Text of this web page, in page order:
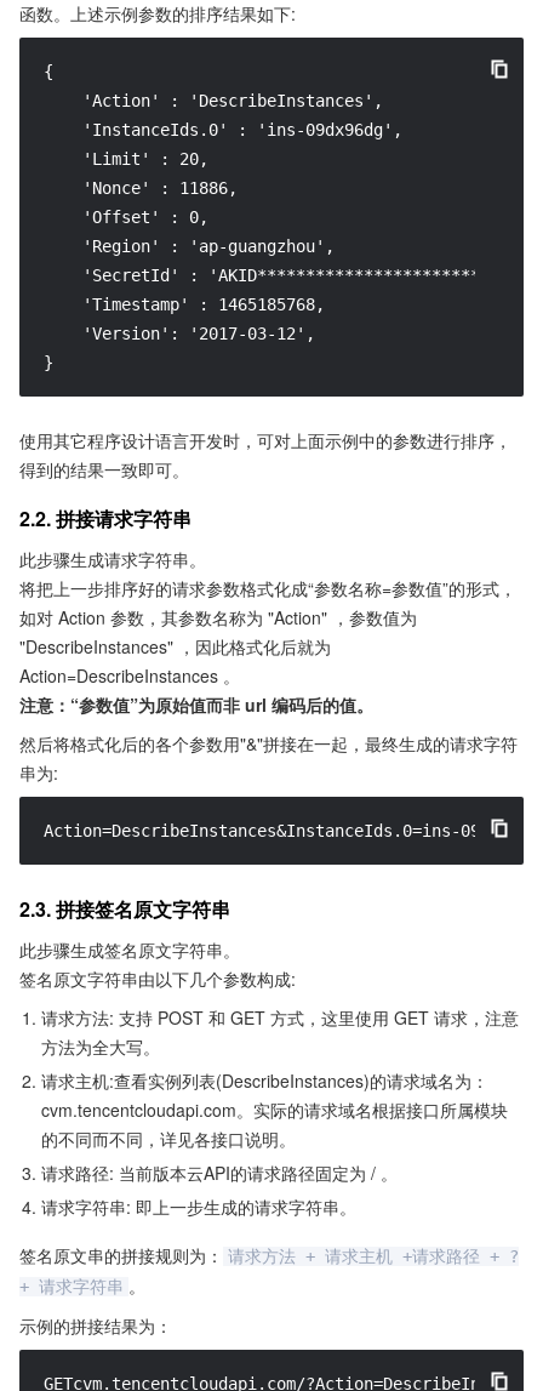
函数。上述示例参数的排序结果如下:
{
    'Action' : 'DescribeInstances',
    'InstanceIds.0' : 'ins-09dx96dg',
    'Limit' : 20,
    'Nonce' : 11886,
    'Offset' : 0,
    'Region' : 'ap-guangzhou',
'SecretId' :
    'Timestamp' : 1465185768,
    'Version': '2017-03-12',
}
使用其它程序设计语言开发时，可对上面示例中的参数进行排序，
得到的结果一致即可。
2.2. 拼接请求字符串
此步骤生成请求字符串。
将把上一步排序好的请求参数格式化成“参数名称=参数值”的形式，
如对 Action 参数，其参数名称为 "Action" ，参数值为
"DescribeInstances" ，因此格式化后就为
Action=DescribeInstances 。
注意：“参数值”为原始值而非 url 编码后的值。
然后将格式化后的各个参数用"&"拼接在一起，最终生成的请求字符
串为:
Action=DescribeInstances&InstanceIds.0=ins-
2.3. 拼接签名原文字符串
此步骤生成签名原文字符串。
签名原文字符串由以下几个参数构成:
请求方法: 支持 POST 和 GET 方式，这里使用 GET 请求，注意
方法为全大写。
请求主机:查看实例列表(DescribeInstances)的请求域名为：
cvm.tencentcloudapi.com。实际的请求域名根据接口所属模块
的不同而不同，详见各接口说明。
请求路径: 当前版本云API的请求路径固定为 / 。
请求字符串: 即上一步生成的请求字符串。
签名原文串的拼接规则为：
请求方法 + 请求主机 +请求路径 + ?
+ 请求字符串 。
示例的拼接结果为：
GETcvm.tencentcloudapi.com/